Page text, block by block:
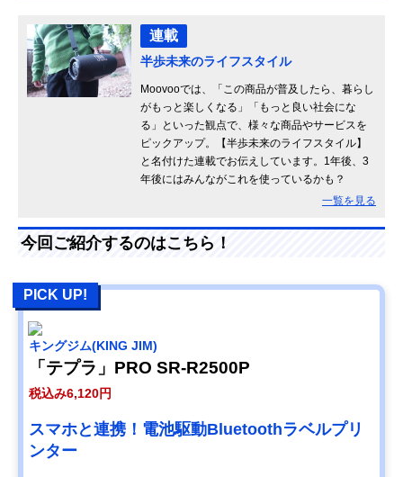
連載
半歩未来のライフスタイル
Moovooでは、「この商品が普及したら、暮らし
がもっと楽しくなる」「もっと良い社会にな
る」といった観点で、様々な商品やサービスを
ピックアップ。【半歩未来のライフスタイル】
と名付けた連載でお伝えしています。1年後、3
年後にはみんながこれを使っているかも？
一覧を見る
今回ご紹介するのはこちら！
PICK UP!
キングジム(KING JIM)
「テプラ」PRO SR-R2500P
税込み6,120円
スマホと連携！電池駆動Bluetoothラベルプリ
ンター